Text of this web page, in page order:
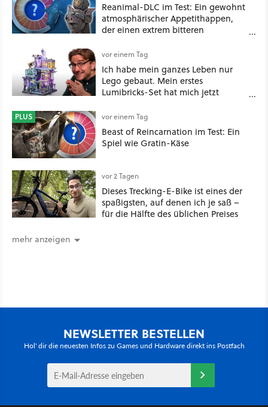
Reanimal-DLC im Test: Ein gewohnt
atmosphärischer Appetithappen,
der einen extrem bitteren
vor einem Tag
Ich habe mein ganzes Leben nur
Lego gebaut. Mein erstes
Lumibricks-Set hat mich jetzt
Stack im Test
PLUS vor einem Tag
Beast of Reincarnation im Test: Ein
Spiel wie Gratin-Käse
vor 2 Tagen
Dieses Trecking-E-Bike ist eines der
spaßigsten, auf denen ich je saß –
für die Hälfte des üblichen Preises
mehr anzeigen
NEWSLETTER BESTELLEN
Hol' dir die neuesten Infos zu Games und Hardware direkt ins Postfach